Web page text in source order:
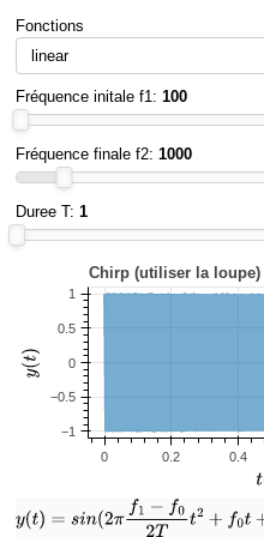
Fonctions
Fréquence initale f1: 100
Fréquence finale f2: 1000
Duree T: 1